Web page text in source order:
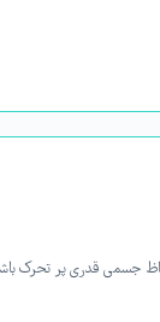
جسمی قدری پر تحرک